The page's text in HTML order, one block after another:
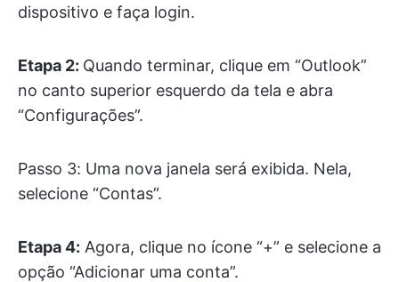
dispositivo e faça login.
Etapa 2: Quando terminar, clique em “Outlook”
no canto superior esquerdo da tela e abra
“Configurações”.
Passo 3: Uma nova janela será exibida. Nela,
selecione “Contas”.
Etapa 4: Agora, clique no ícone “+” e selecione a
opção “Adicionar uma conta”.